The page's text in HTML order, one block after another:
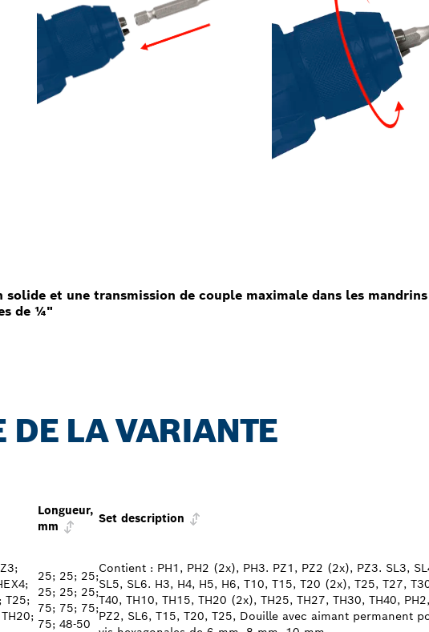
solide et une transmission de couple maximale dans les
de ¼"
LA VARIANTE
Longueur,
mm
Set description
T25;
25; 25; 25;
25; 25; 25;
75; 75; 75;
75; 48-50
Contient : PH1, PH2 (2x), PH3. PZ1, PZ2 (2x), PZ3. SL3,
SL5, SL6. H3, H4, H5, H6, T10, T15, T20 (2x), T25, T27,
T40, TH10, TH15, TH20 (2x), TH25, TH27, TH30, TH40, PH2,
PZ2, SL6, T15, T20, T25, Douille avec aimant permanent